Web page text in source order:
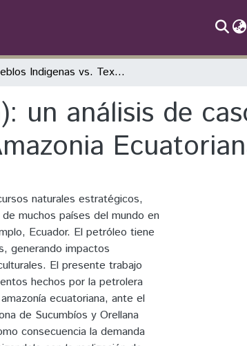
Pueblos Indigenas vs. Texaco (Chevron): un análisis de caso del derramamiento de petróleo en la Amazonia Ecuatoriana
un análisis de
naturales estratégicos,
muchos países del mundo en
Ecuador. El petróleo tiene
generando impactos
El presente trabajo
hechos por la petrolera
ecuatoriana, ante el
de Sucumbíos y Orellana
consecuencia la demanda